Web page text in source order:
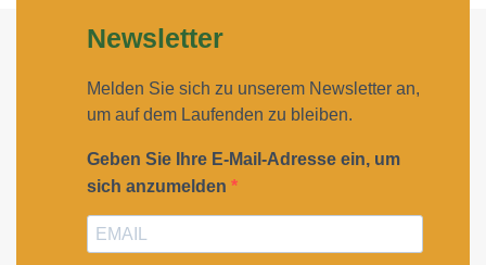
Newsletter
Melden Sie sich zu unserem Newsletter an,
um auf dem Laufenden zu bleiben.
Geben Sie Ihre E-Mail-Adresse ein, um
sich anzumelden